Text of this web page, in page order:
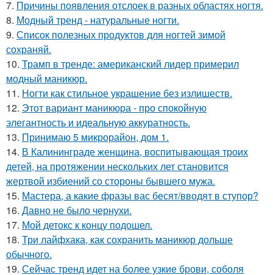
7. Причины появления отслоек в разных областях ногтя.
8. Модный тренд - натуральные ногти.
9. Список полезных продуктов для ногтей зимой
сохраняй.
10. Трамп в тренде: американский лидер примерил
модный маникюр.
11. Ногти как стильное украшение без излишеств.
12. Этот вариант маникюра - про спокойную
элегантность и идеальную аккуратность.
13. Принимаю 5 микрорайон, дом 1.
14. В Калининграде женщина, воспитывающая троих
детей, на протяжении нескольких лет становится
жертвой избиений со стороны бывшего мужа.
15. Мастера, а какие фразы вас бесят/вводят в ступор?
16. Давно не было чернухи.
17. Мой детокс к концу подошел.
18. Три лайфхака, как сохранить маникюр дольше
обычного.
19. Сейчас тренд идет на более узкие брови, соболя